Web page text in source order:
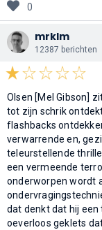
0
mrklm
12387 berichten
Olsen [Mel Gibson]
tot zijn schrik
flashbacks
verwarrende en,
teleurstellende
een vermeende
onderworpen wordt
dat denkt dat hij een
oeverloos geklets